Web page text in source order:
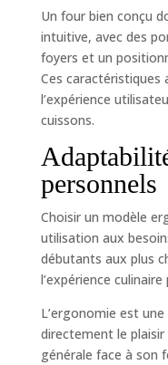
Un four bien conçu
intuitive, avec des
foyers et un
Ces
l’expérience
cuissons.
personnels
Choisir un modèle
utilisation aux
débutants aux plus
l’expérience
L’ergonomie est
directement le
générale face à son